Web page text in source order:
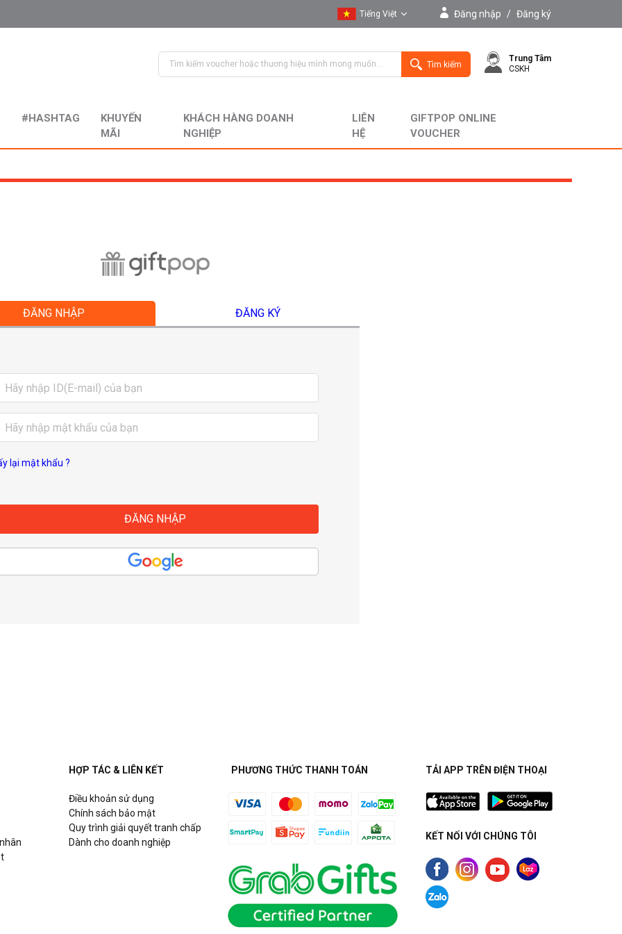
Tiếng Việt
English
Đăng nhập / Đăng ký
Tìm kiếm
Trung Tâm
CSKH
#HASHTAG
KHUYẾN
MÃI
KHÁCH HÀNG DOANH
NGHIỆP
LIÊN
HỆ
GIFTPOP ONLINE
VOUCHER
ĐĂNG NHẬP ĐĂNG KÝ
lại mật khẩu ?
HỢP TÁC & LIÊN KẾT
Điều khoản sử dụng
Chính sách bảo mật
Quy trình giải quyết tranh chấp
Dành cho doanh nghiệp
PHƯƠNG THỨC THANH TOÁN TẢI APP TRÊN ĐIỆN THOẠI
KẾT NỐI VỚI CHÚNG TÔI